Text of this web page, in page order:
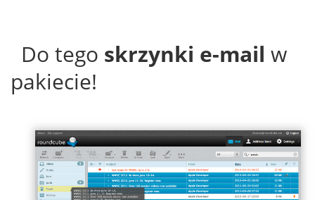
Do tego skrzynki e-mail w
pakiecie!